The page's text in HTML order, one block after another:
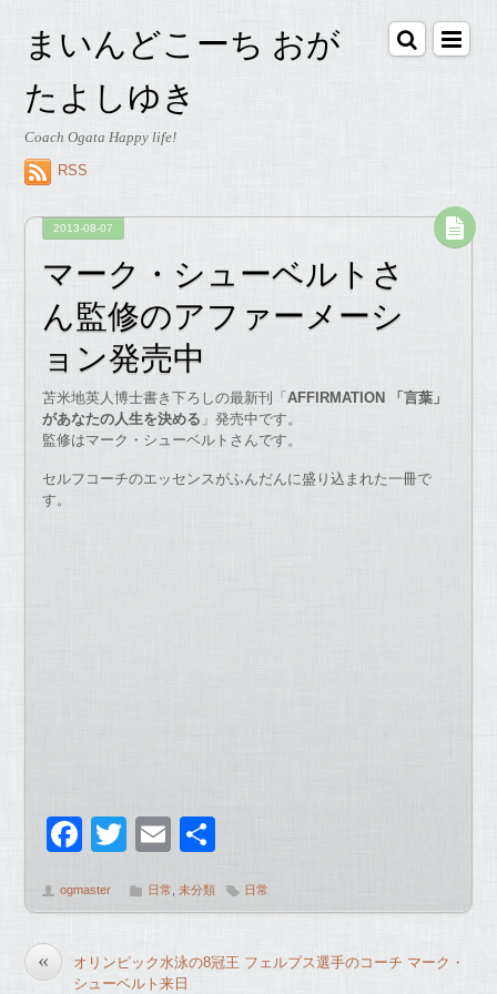
まいんどこーち おが
たよしゆき
Coach Ogata Happy life!
RSS
2013-08-07
マーク・シューベルトさ
ん監修のアファーメーシ
ョン発売中
苫米地英人博士書き下ろしの最新刊「AFFIRMATION 「言葉」
があなたの人生を決める 」発売中です。
監修はマーク・シューベルトさんです。
セルフコーチのエッセンスがふんだんに盛り込まれた一冊で
す。
F
c
b
T
tt
E
ail
ogmaster 日常 ,未分類 日常
«
オリンピック水泳の8冠王 フェルプス選手のコーチ マーク・
シューベルト来日